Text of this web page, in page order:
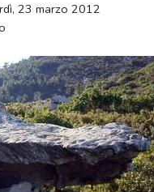
23 marzo 2012